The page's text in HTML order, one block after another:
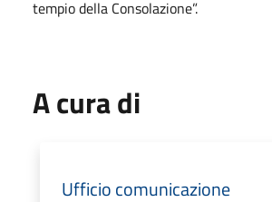
tempio della Consolazione”.
A cura di
Ufficio comunicazione